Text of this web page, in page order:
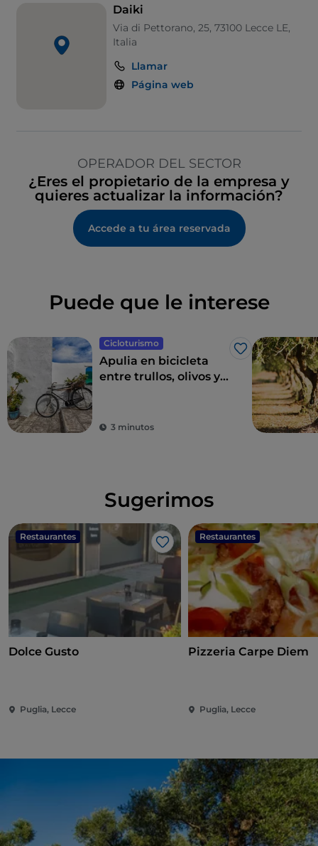
Daiki
Via di Pettorano, 25, 73100 Lecce LE,
Italia
Llamar
Página web
OPERADOR DEL SECTOR
¿Eres el propietario de la empresa y
quieres actualizar la información?
Accede a tu área reservada
Puede que le interese
Cicloturismo
Me gusta
Apulia en bicicleta
entre trullos, olivos y
3 minutos
Sugerimos
Restaurantes
Me gusta
Dolce Gusto
Puglia, Lecce
Restaurantes
Pizzeria Carpe Diem
Puglia, Lecce